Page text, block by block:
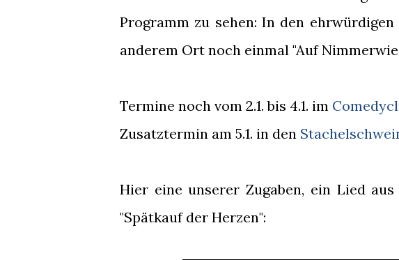
Programm zu sehen: In den ehrwürdigen
anderem Ort noch einmal "Auf
Termine noch vom 2.1. bis 4.1. im
Zusatztermin am 5.1. in den
Hier eine unserer Zugaben, ein Lied
"Spätkauf der Herzen":